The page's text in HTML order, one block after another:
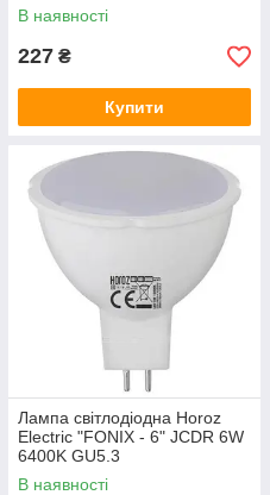
В наявності
227 ₴
Купити
Лампа світлодіодна Horoz
Electric "FONIX - 6" JCDR 6W
6400K GU5.3
В наявності